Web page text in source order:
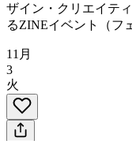
ザイン・クリエイテ
るZINEイベント（フ
11月
3
火